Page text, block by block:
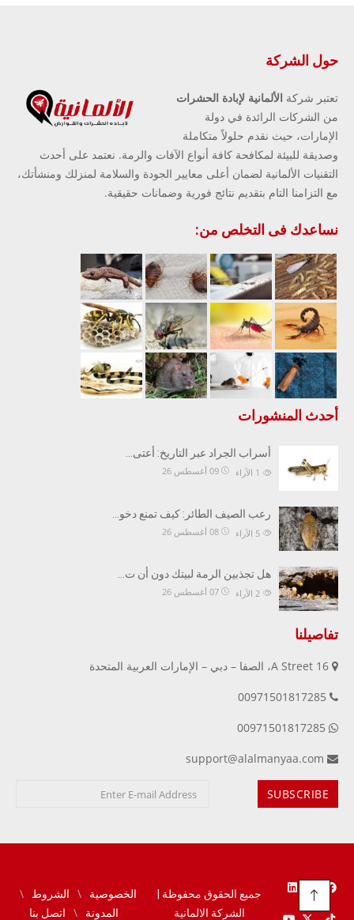
حول الشركة
تعتبر شركة الألمانية لإبادة الحشرات
من الشركات الرائدة في دولة
الإمارات، حيث نقدم حلولاً متكاملة
وصديقة للبيئة لمكافحة كافة أنواع الآفات والرمة. نعتمد على أحدث
التقنيات الألمانية لضمان أعلى معايير الجودة والسلامة لمنزلك ومنشأتك،
مع التزامنا التام بتقديم نتائج فورية وضمانات حقيقية.
نساعدك فى التخلص من:
أحدث المنشورات
أسراب الجراد عبر التاريخ: أعتى…
09 أغسطس 26 الآراء
رعب الصيف الطائر: كيف تمنع دخو…
08 أغسطس 26 الآراء
هل تجذبين الرمة لبيتك دون أن ت…
07 أغسطس 26 الآراء
تفاصيلنا
جميع الحقوق محفوظة |
الشركة الالمانية
الخصوصية
الشروط
المدونة
اتصل بنا